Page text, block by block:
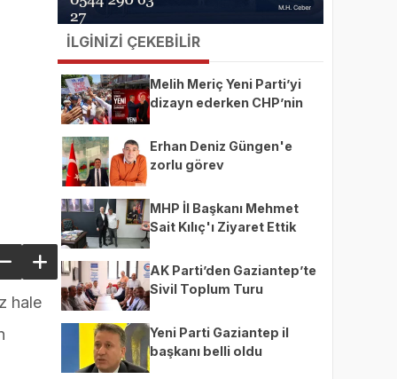
hale
İLGİNİZİ ÇEKEBİLİR
Melih Meriç Yeni Parti’yi
dizayn ederken CHP’nin
Erhan Deniz Güngen'e
zorlu görev
MHP İl Başkanı Mehmet
Sait Kılıç'ı Ziyaret Ettik
AK Parti’den Gaziantep’te
Sivil Toplum Turu
Yeni Parti Gaziantep il
başkanı belli oldu